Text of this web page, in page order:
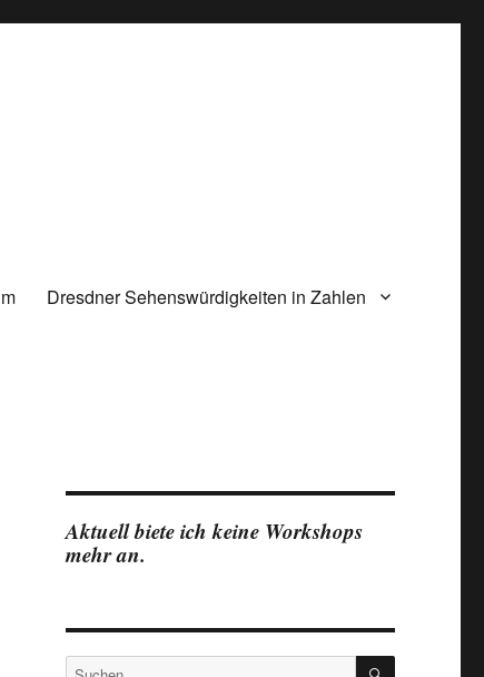
Dresdner Sehenswürdigkeiten in Zahlen
Aktuell biete ich keine Workshops
mehr an.
Suchen
SUCHEN